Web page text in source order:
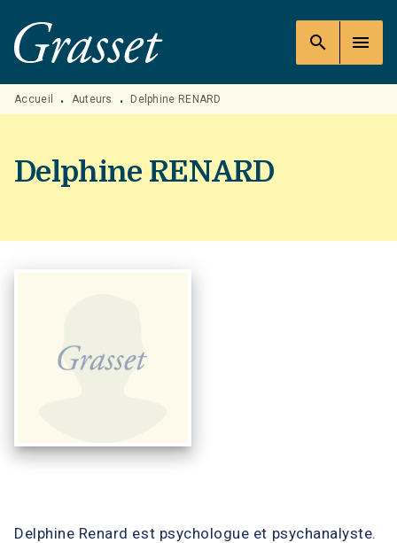
MENU RECHERCHE
PIED DE PAGE
search menu
Accueil • Auteurs • Delphine RENARD
Delphine RENARD
Delphine Renard est psychologue et psychanalyste.